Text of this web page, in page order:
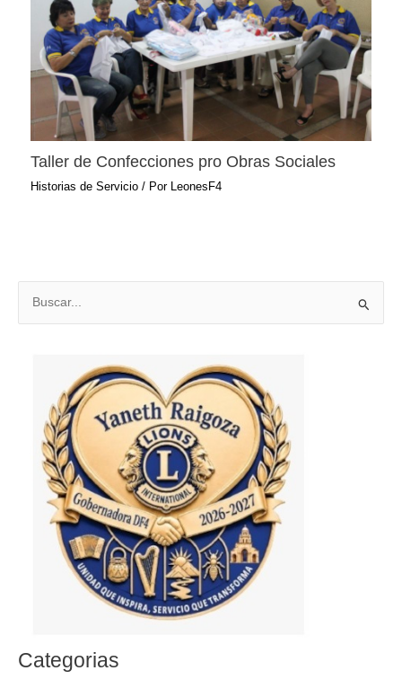
Taller de Confecciones pro Obras Sociales
Historias de Servicio / Por LeonesF4
Categorias